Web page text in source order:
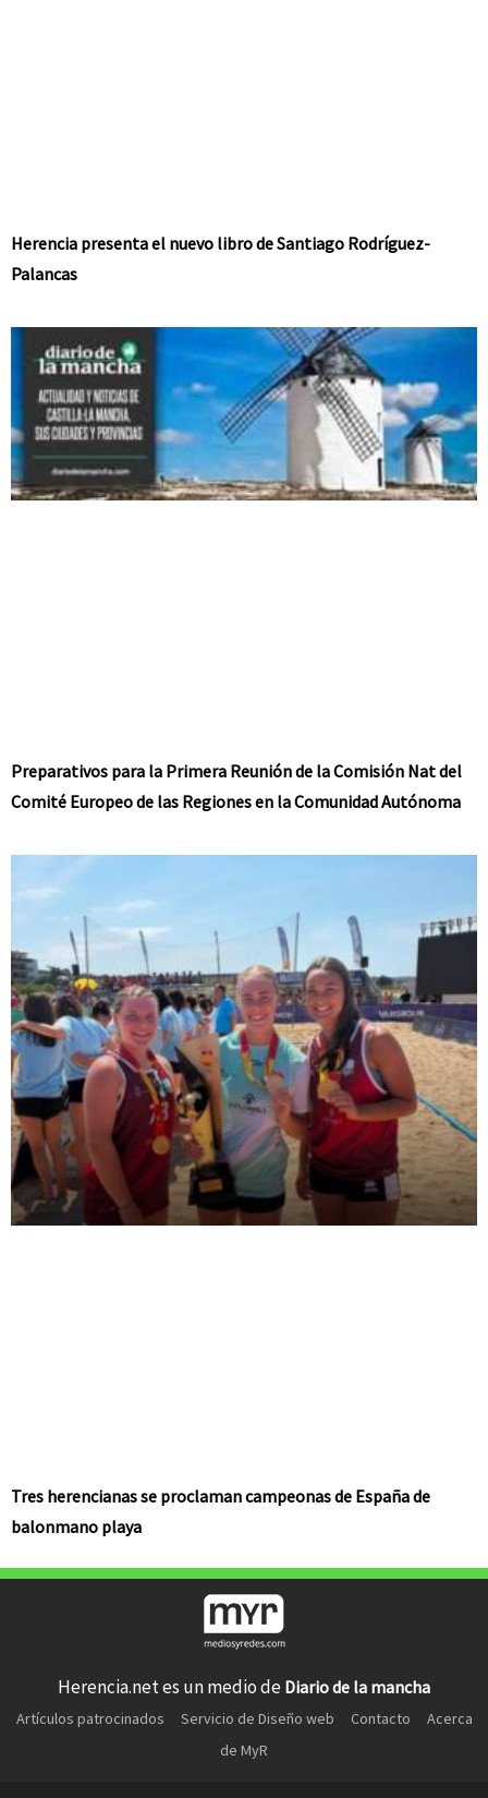
Herencia presenta el nuevo libro de Santiago Rodríguez-
Palancas
Preparativos para la Primera Reunión de la Comisión Nat del
Comité Europeo de las Regiones en la Comunidad Autónoma
Tres herencianas se proclaman campeonas de España de
balonmano playa
Herencia.net es un medio de Diario de la mancha
Artículos patrocinados Servicio de Diseño web Contacto
Acerca
de MyR